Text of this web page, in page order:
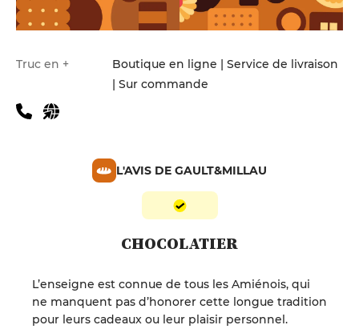
Truc en +
Boutique en ligne | Service de livraison
| Sur commande
L'AVIS DE GAULT&MILLAU
CHOCOLATIER
L’enseigne est connue de tous les Amiénois, qui
ne manquent pas d’honorer cette longue tradition
pour leurs cadeaux ou leur plaisir personnel.